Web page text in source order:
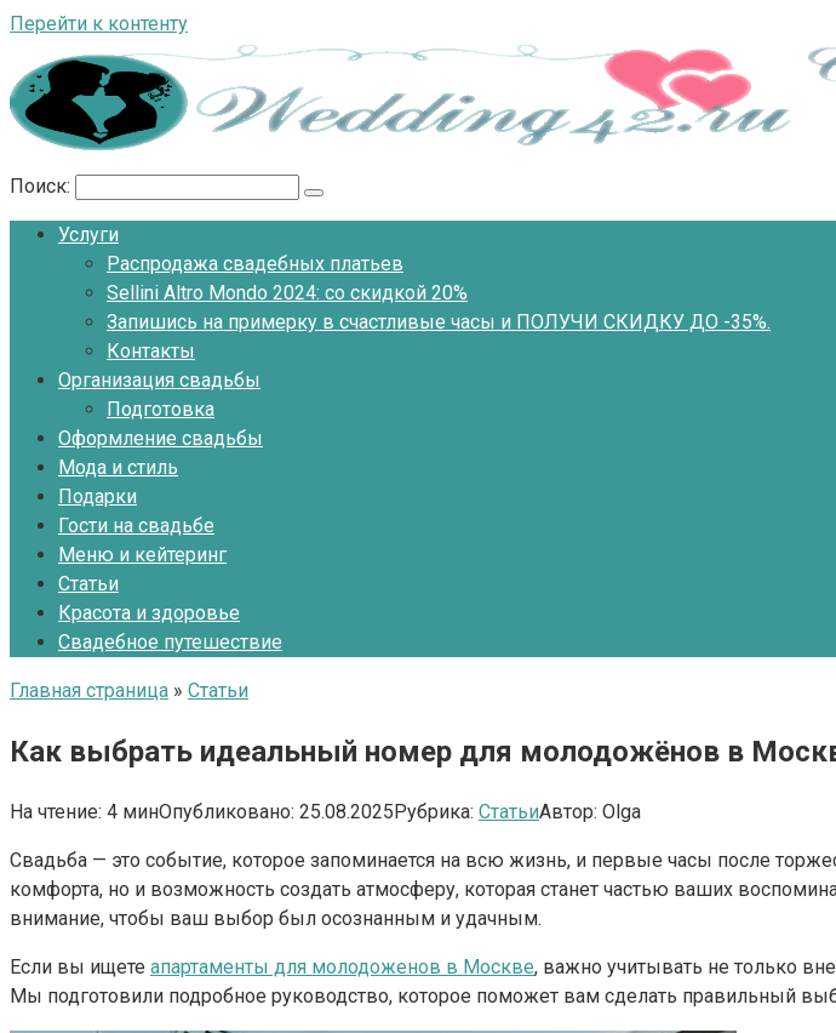
Перейти к контенту
Поиск:
Услуги
Распродажа свадебных платьев
Sellini Altro Mondo 2024: со скидкой 20%
Запишись на примерку в счастливые часы и ПОЛУЧИ СКИДКУ ДО -35%.
Контакты
Организация свадьбы
Подготовка
Оформление свадьбы
Мода и стиль
Подарки
Гости на свадьбе
Меню и кейтеринг
Статьи
Красота и здоровье
Свадебное путешествие
Главная страница » Статьи
Как выбрать идеальный номер для молодожёнов в
На чтение: 4 минОпубликовано: 25.08.2025Рубрика: СтатьиАвтор: Olga
Свадьба — это событие, которое запоминается на всю жизнь, и первые часы после
комфорта, но и возможность создать атмосферу, которая станет частью ваших
внимание, чтобы ваш выбор был осознанным и удачным.
Если вы ищете апартаменты для молодоженов в Москве, важно учитывать не только
Мы подготовили подробное руководство, которое поможет вам сделать правильный